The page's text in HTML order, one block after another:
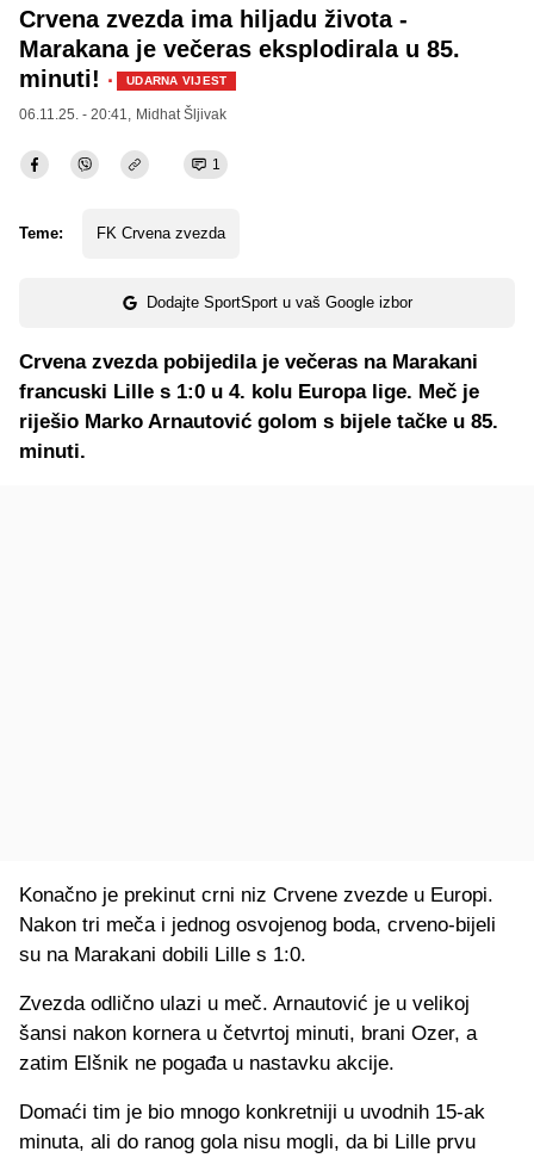
Crvena zvezda ima hiljadu života -
Marakana je večeras eksplodirala u 85.
minuti! · UDARNA VIJEST
06.11.25. - 20:41, Midhat Šljivak
1
Teme: FK Crvena zvezda
Dodajte SportSport u vaš Google izbor
Crvena zvezda pobijedila je večeras na Marakani
francuski Lille s 1:0 u 4. kolu Europa lige. Meč je
riješio Marko Arnautović golom s bijele tačke u 85.
minuti.
Konačno je prekinut crni niz Crvene zvezde u Europi.
Nakon tri meča i jednog osvojenog boda, crveno-bijeli
su na Marakani dobili Lille s 1:0.
Zvezda odlično ulazi u meč. Arnautović je u velikoj
šansi nakon kornera u četvrtoj minuti, brani Ozer, a
zatim Elšnik ne pogađa u nastavku akcije.
Domaći tim je bio mnogo konkretniji u uvodnih 15-ak
minuta, ali do ranog gola nisu mogli, da bi Lille prvu